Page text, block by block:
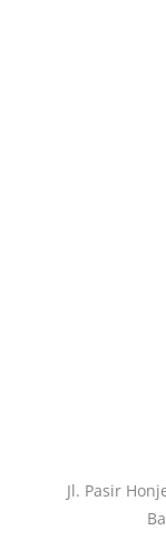
Jl. Pasir